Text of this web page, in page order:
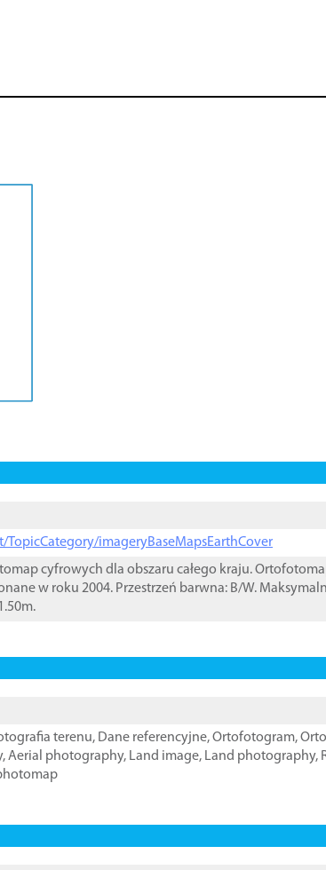
imageryBaseMapsEarthCover
cyfrowych dla obszaru całego kraju.
w roku 2004. Przestrzeń barwna: B/W.
terenu, Dane referencyjne,Ortofotogram,
,Aerial photography, Land image, Land photography,